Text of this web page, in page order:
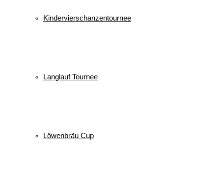
Kindervierschanzentournee
Langlauf Tournee
Löwenbräu Cup